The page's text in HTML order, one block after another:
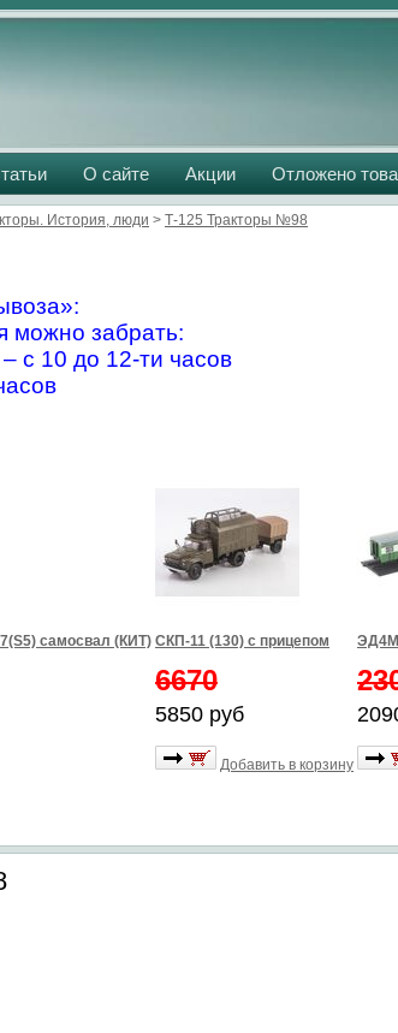
О сайте Акции Отложено
История, люди > Т-125 Тракторы №98
можно забрать:
с 10 до 12-ти часов
самосвал (КИТ) СКП-11 (130) с прицепом
6670
5850 руб
Добавить в корзину
ЭД4М